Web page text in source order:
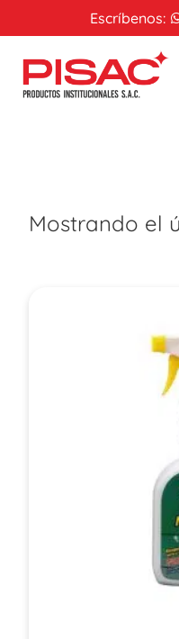
Escríbenos:
Mostrando el